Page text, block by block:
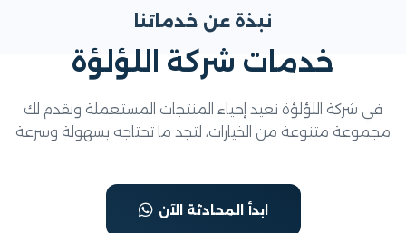
نبذة عن خدماتنا
خدمات شركة اللؤلؤة
شركة اللؤلؤة نعيد إحياء المنتجات المستعملة ونقدم لك
متنوعة من الخيارات، لتجد ما تحتاجه بسهولة وسرعة
ابدأ المحادثة الآن